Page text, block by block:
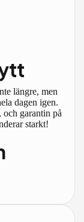
längre, men
dagen igen.
garantin på
starkt!